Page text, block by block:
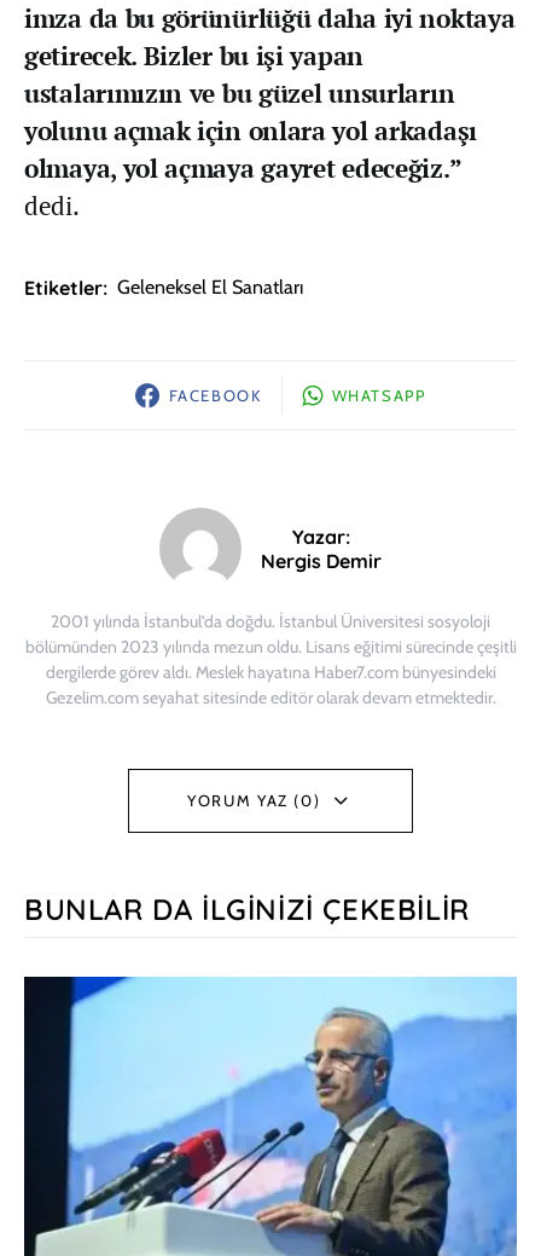
imza da bu görünürlüğü daha iyi noktaya
getirecek. Bizler bu işi yapan
ustalarımızın ve bu güzel unsurların
yolunu açmak için onlara yol arkadaşı
olmaya, yol açmaya gayret edeceğiz.”
dedi.
Etiketler: Geleneksel El Sanatları
FACEBOOK WHATSAPP
Yazar:
Nergis Demir
2001 yılında İstanbul’da doğdu. İstanbul Üniversitesi sosyoloji
bölümünden 2023 yılında mezun oldu. Lisans eğitimi sürecinde çeşitli
dergilerde görev aldı. Meslek hayatına Haber7.com bünyesindeki
Gezelim.com seyahat sitesinde editör olarak devam etmektedir.
YORUM YAZ (0)
BUNLAR DA İLGINIZI ÇEKEBILIR